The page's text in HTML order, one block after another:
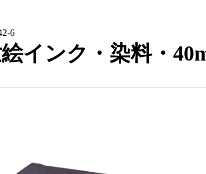
ト・紙製品
ファイル・
ホルダー用品
学校ソリューション
沿革
6
インク・染料・